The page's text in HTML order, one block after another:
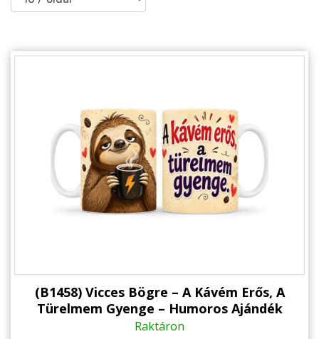
(B1458) Vicces Bögre – A Kávém Erős, A
Türelmem Gyenge – Humoros Ajándék
Kávérajongóknak
Raktáron